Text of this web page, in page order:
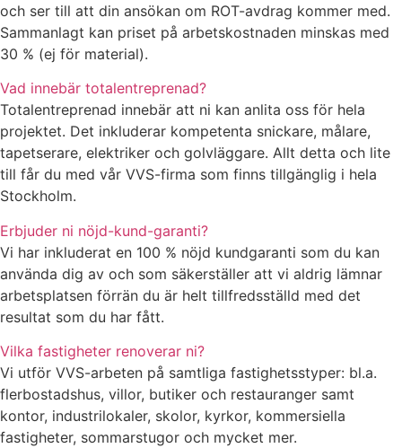
och ser till att din ansökan om ROT-avdrag kommer med.
Sammanlagt kan priset på arbetskostnaden minskas med
30 % (ej för material).
Vad innebär totalentreprenad?
Totalentreprenad innebär att ni kan anlita oss för hela
projektet. Det inkluderar kompetenta snickare, målare,
tapetserare, elektriker och golvläggare. Allt detta och lite
till får du med vår VVS-firma som finns tillgänglig i hela
Stockholm.
Erbjuder ni nöjd-kund-garanti?
Vi har inkluderat en 100 % nöjd kundgaranti som du kan
använda dig av och som säkerställer att vi aldrig lämnar
arbetsplatsen förrän du är helt tillfredsställd med det
resultat som du har fått.
Vilka fastigheter renoverar ni?
Vi utför VVS-arbeten på samtliga fastighetsstyper: bl.a.
flerbostadshus, villor, butiker och restauranger samt
kontor, industrilokaler, skolor, kyrkor, kommersiella
fastigheter, sommarstugor och mycket mer.